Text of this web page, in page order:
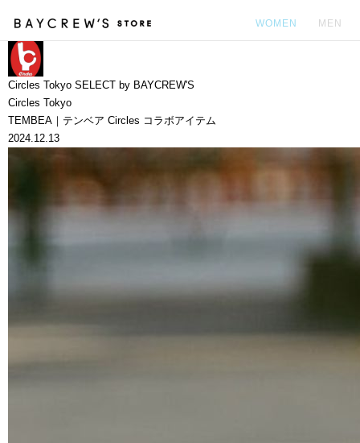
WOMEN MEN
Circles Tokyo SELECT by BAYCREW'S
Circles Tokyo
TEMBEA｜テンベア Circles コラボアイテム
2024.12.13